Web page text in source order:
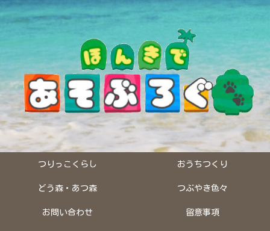
つりっこくらし おうちつくり
どう森・あつ森 つぶやき色々
お問い合わせ 留意事項